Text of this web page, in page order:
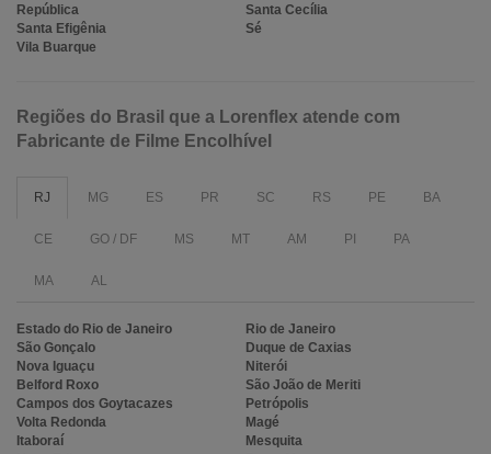
República
Santa Cecília
Santa Efigênia
Sé
Vila Buarque
Regiões do Brasil que a Lorenflex atende com
Fabricante de Filme Encolhível
RJ MG ES PR SC RS PE BA
CE GO / DF MS MT AM PI PA
MA AL
Estado do Rio de Janeiro
Rio de Janeiro
São Gonçalo
Duque de Caxias
Nova Iguaçu
Niterói
Belford Roxo
São João de Meriti
Campos dos Goytacazes
Petrópolis
Volta Redonda
Magé
Itaboraí
Mesquita